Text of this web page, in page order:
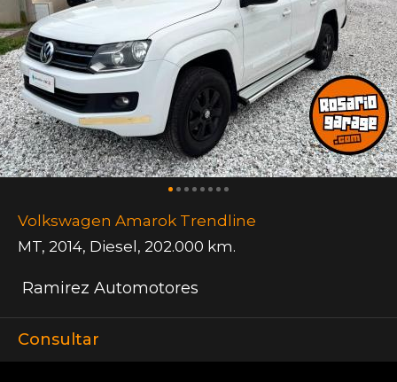
Volkswagen Amarok Trendline
MT, 2014, Diesel , 202.000 km.
Ramirez Automotores
Consultar